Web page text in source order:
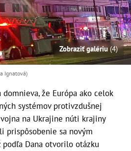
Zobraziť galériu (4)
Ignatová)
že Európa ako celok
systémov protivzdušnej
na Ukrajine núti krajiny
prispôsobenie sa novým
podľa Dana otvorilo otázku